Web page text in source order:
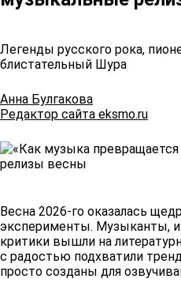
Легенды русского рока,
блистательный Шура
Анна Булгакова
Редактор сайта eksmo.ru
Весна 2026-го оказалась
эксперименты. Музыканты,
критики вышли на
с радостью подхватили
просто созданы для